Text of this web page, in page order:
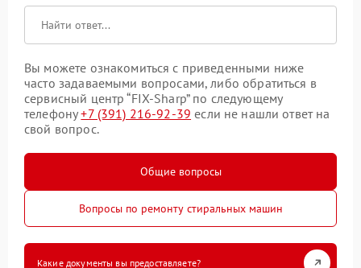
Вы можете ознакомиться с приведенными ниже
часто задаваемыми вопросами, либо обратиться в
сервисный центр “FIX-Sharp” по следующему
телефону+7 (391) 216-92-39 если не нашли ответ на
свой вопрос.
Общие вопросы
Вопросы по ремонту стиральных машин
Какие документы вы предоставляете?